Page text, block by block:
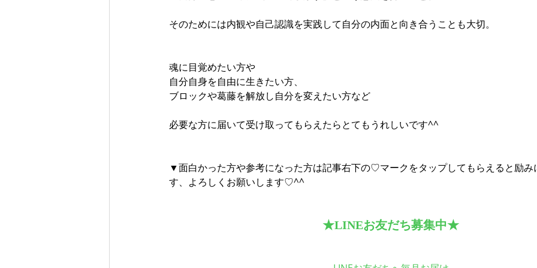
そのためには内観や自己認識を実践して自分の内面と向き合うことも大切。
魂に目覚めたい方や
自分自身を自由に生きたい方、
ブロックや葛藤を解放し自分を変えたい方など
必要な方に届いて受け取ってもらえたらとてもうれしいです^^
▼面白かった方や参考になった方は記事右下の♡マークをタップしてもらえると励み
す、よろしくお願いします♡^^
★LINEお友だち募集中★